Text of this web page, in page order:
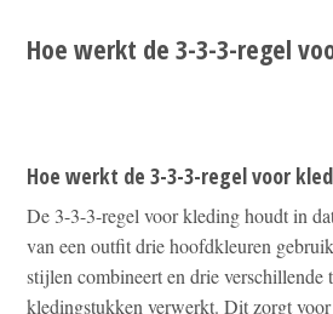
Hoe werkt de 3-3-3-regel
Hoe werkt de 3-3-3-regel voor
De 3-3-3-regel voor kleding houdt in
van een outfit drie hoofdkleuren
stijlen combineert en drie verschillende
kledingstukken verwerkt. Dit zorgt voor